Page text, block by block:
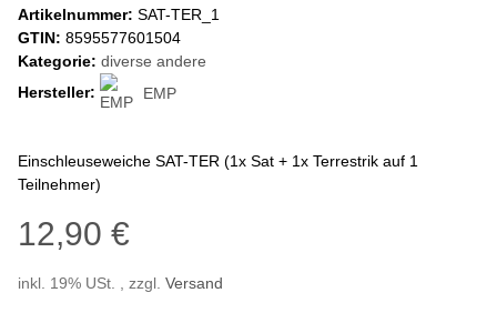
Artikelnummer: SAT-TER_1
GTIN: 8595577601504
Kategorie: diverse andere
Hersteller:
EMP
Einschleuseweiche SAT-TER (1x Sat + 1x Terrestrik auf 1
Teilnehmer)
12,90 €
inkl. 19% USt. , zzgl. Versand